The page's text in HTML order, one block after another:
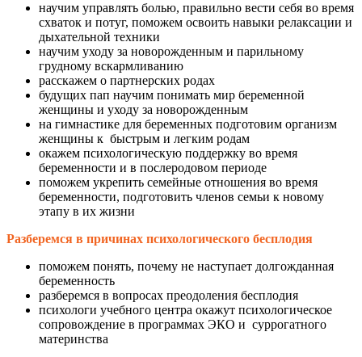
научим управлять болью, правильно вести себя во время
схваток и потуг, поможем освоить навыки релаксации и
дыхательной техники
научим уходу за новорожденным и парильному
грудному вскармливанию
расскажем о партнерских родах
будущих пап научим понимать мир беременной
женщины и уходу за новорожденным
на гимнастике для беременных подготовим организм
женщины к быстрым и легким родам
окажем психологическую поддержку во время
беременности и в послеродовом периоде
поможем укрепить семейные отношения во время
беременности, подготовить членов семьи к новому
этапу в их жизни
Разберемся в причинах психологического бесплодия
поможем понять, почему не наступает долгожданная
беременность
разберемся в вопросах преодоления бесплодия
психологи учебного центра окажут психологическое
сопровождение в программах ЭКО и суррогатного
материнства